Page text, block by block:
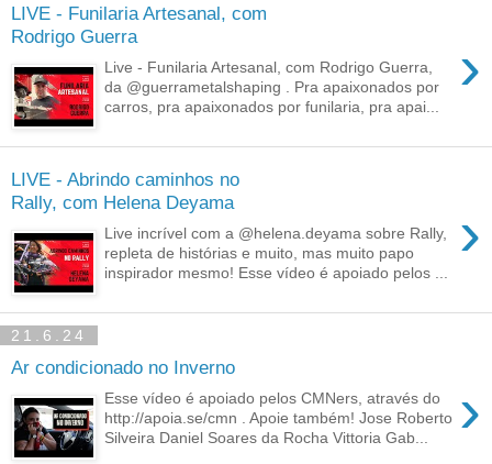
LIVE - Funilaria Artesanal, com
Rodrigo Guerra
›
Live - Funilaria Artesanal, com Rodrigo Guerra,
da @guerrametalshaping . Pra apaixonados por
carros, pra apaixonados por funilaria, pra apai...
LIVE - Abrindo caminhos no
Rally, com Helena Deyama
›
Live incrível com a @helena.deyama sobre Rally,
repleta de histórias e muito, mas muito papo
inspirador mesmo! Esse vídeo é apoiado pelos ...
21.6.24
Ar condicionado no Inverno
›
Esse vídeo é apoiado pelos CMNers, através do
http://apoia.se/cmn . Apoie também! Jose Roberto
Silveira Daniel Soares da Rocha Vittoria Gab...